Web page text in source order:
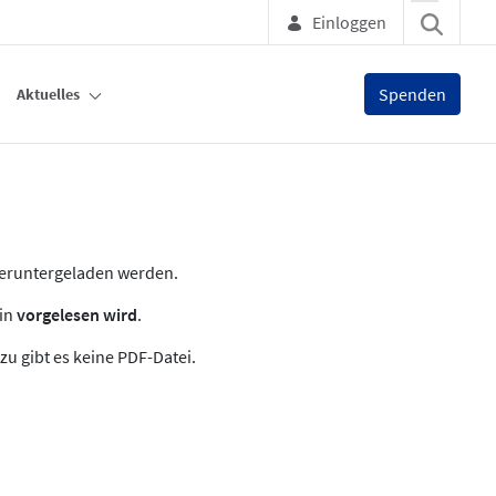
Einloggen
Aktuelles Spenden
werden.
vorgelesen wird.
gibt es keine PDF-Datei.